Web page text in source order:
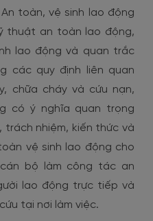
toàn, vệ sinh lao động
thuật an toàn lao động,
lao động và quan trắc
các quy định liên quan
chữa cháy và cứu nạn,
có ý nghĩa quan trọng
trách nhiệm, kiến thức và
vệ sinh lao động cho
bộ làm công tác an
lao động trực tiếp và
tại nơi làm việc.